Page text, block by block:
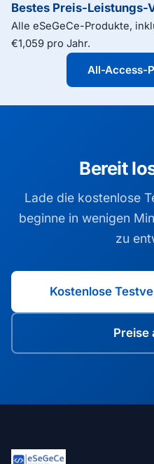
Bestes Preis-
Alle eSeGeCe-Produkte,
€1,059 pro Jahr.
All-Access-
Bereit
Lade die kostenlose
beginne in wenigen
zu
Kostenlose
Preise